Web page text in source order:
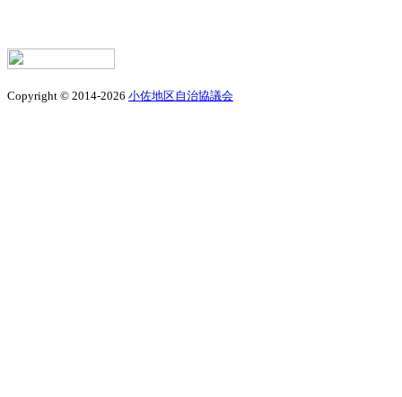
Copyright © 2014-2026 小佐地区自治協議会